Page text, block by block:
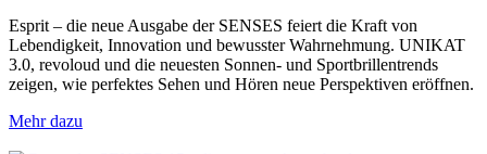
Esprit – die neue Ausgabe der SENSES feiert die Kraft von
Lebendigkeit, Innovation und bewusster Wahrnehmung. UNIKAT
3.0, revoloud und die neuesten Sonnen- und Sportbrillentrends
zeigen, wie perfektes Sehen und Hören neue Perspektiven eröffnen.
Mehr dazu